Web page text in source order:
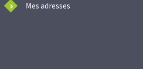
Mes adresses